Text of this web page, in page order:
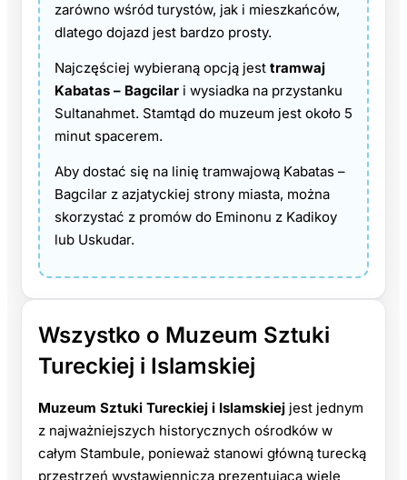
zarówno wśród turystów, jak i mieszkańców,
dlatego dojazd jest bardzo prosty.
Najczęściej wybieraną opcją jest tramwaj
Kabatas – Bagcilar i wysiadka na przystanku
Sultanahmet. Stamtąd do muzeum jest około 5
minut spacerem.
Aby dostać się na linię tramwajową Kabatas –
Bagcilar z azjatyckiej strony miasta, można
skorzystać z promów do Eminonu z Kadikoy
lub Uskudar.
Wszystko o Muzeum Sztuki
Tureckiej i Islamskiej
Muzeum Sztuki Tureckiej i Islamskiej jest jednym
z najważniejszych historycznych ośrodków w
całym Stambule, ponieważ stanowi główną turecką
przestrzeń wystawienniczą prezentującą wiele